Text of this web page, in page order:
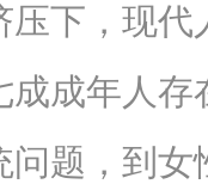
下，现
成成年人
题，到